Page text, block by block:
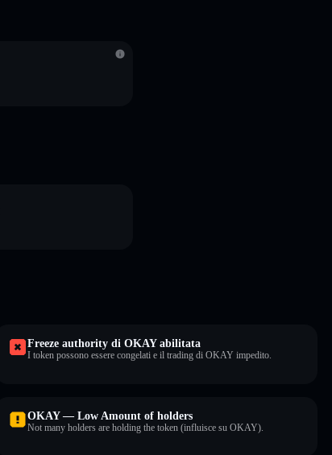
Freeze authority di OKAY abilitata
I token possono essere congelati e il trading di OKAY impedito.
OKAY — Low Amount of holders
Not many holders are holding the token (influisce su OKAY).